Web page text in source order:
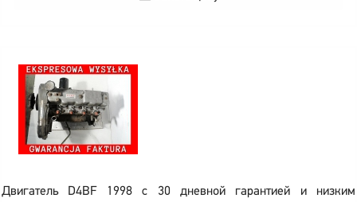
Двигатель D4BF 1998 с 30 дневной гарантией и низким